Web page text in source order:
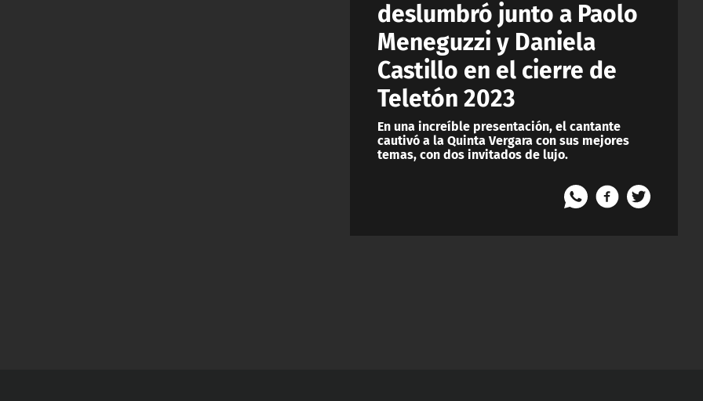
deslumbró junto a Paolo
Meneguzzi y Daniela
Castillo en el cierre de
Teletón 2023
En una increíble presentación, el cantante
cautivó a la Quinta Vergara con sus mejores
temas, con dos invitados de lujo.